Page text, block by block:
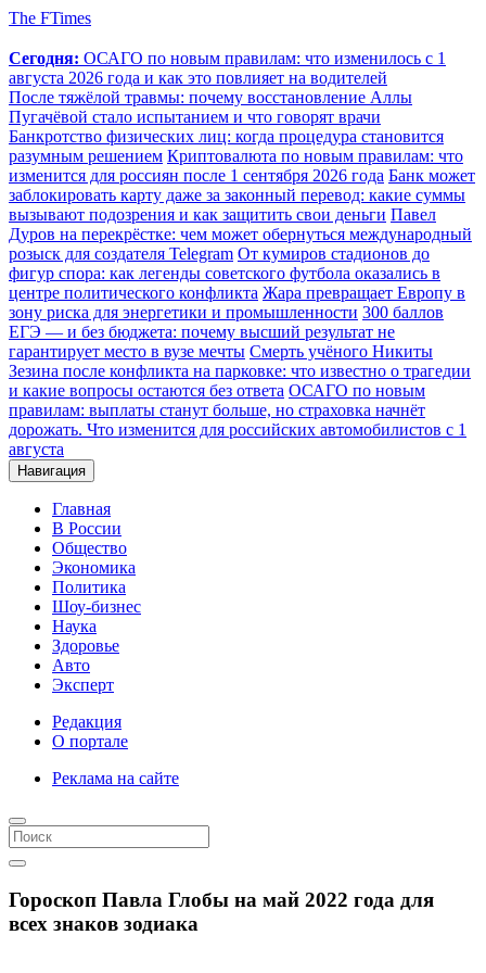
The FTimes
Сегодня: ОСАГО по новым правилам: что изменилось с 1
августа 2026 года и как это повлияет на водителей
После тяжёлой травмы: почему восстановление Аллы
Пугачёвой стало испытанием и что говорят врачи
Банкротство физических лиц: когда процедура становится
разумным решением Криптовалюта по новым правилам: что
изменится для россиян после 1 сентября 2026 года Банк может
заблокировать карту даже за законный перевод: какие суммы
вызывают подозрения и как защитить свои деньги Павел
Дуров на перекрёстке: чем может обернуться международный
розыск для создателя Telegram От кумиров стадионов до
фигур спора: как легенды советского футбола оказались в
центре политического конфликта Жара превращает Европу в
зону риска для энергетики и промышленности 300 баллов
ЕГЭ — и без бюджета: почему высший результат не
гарантирует место в вузе мечты Смерть учёного Никиты
Зезина после конфликта на парковке: что известно о трагедии
и какие вопросы остаются без ответа ОСАГО по новым
правилам: выплаты станут больше, но страховка начнёт
дорожать. Что изменится для российских автомобилистов с 1
августа
Навигация
Главная
В России
Общество
Экономика
Политика
Шоу-бизнес
Наука
Здоровье
Авто
Эксперт
Редакция
О портале
Реклама на сайте
Гороскоп Павла Глобы на май 2022 года для
всех знаков зодиака